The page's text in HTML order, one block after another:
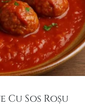
Sos Roșu